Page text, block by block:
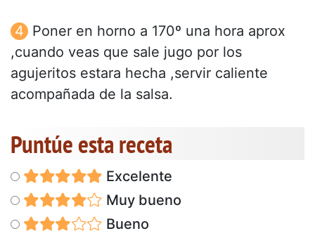
Poner en horno a 170º una hora aprox
,cuando veas que sale jugo por los
agujeritos estara hecha ,servir caliente
acompañada de la salsa.
Puntúe esta receta
Excelente
Muy bueno
Bueno